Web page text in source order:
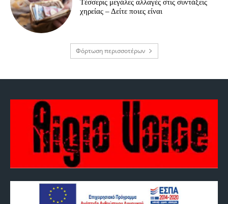
Tέσσερις μεγάλες αλλαγές στις συντάξεις
χηρείας – Δείτε ποιες είναι
Φόρτωση περισσοτέρων